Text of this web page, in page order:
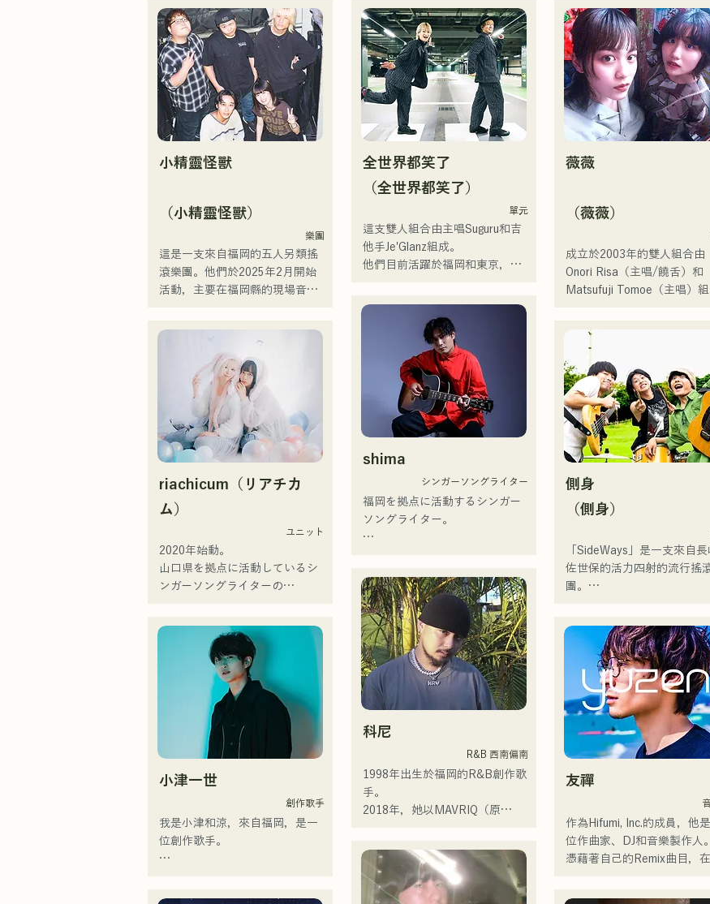
Trip」。
由主唱兼吉他手神谷雄馬傾情演
繹的懷舊歌曲，將流行搖滾的精
髓淋漓盡致地展現出來。時而柔
和、時而激昂的旋律和歌詞，加
上樂團成員多元的音樂根基，成
以「令和歌謠搖滾」為名，活躍
小精靈怪獸
（小精靈怪獸）
樂團
這是一支來自福岡的五人另類搖
滾樂團。他們於2025年2月開始
活動，主要在福岡縣的現場音樂
的吉他旋律，旨在創造一種能夠
銘刻在聽眾心中的音樂。
riachicum（リアチカ
ム）
ユニット
2020年始動。
山口県を拠点に活動しているシ
ンガーソングライターの
コロナ禍に入り、音楽で山口県
を盛り上げたいという思いから
ユニットを始動。
当初は動画配信サイトでの活動
のみだったが、2020年12月よ
り、山口県の地元イベントやラ
イブハウスでのライブ活動を始
地元音楽イベントやライブハウ
スを中心にパフォーマンスをし
ている。
小津一世
創作歌手
我是小津和涼，來自福岡，是一
位創作歌手。
制作に励む。枠に収まりきれな
いマルチな表現スタイルを確立
するため、日々探求を続けてい
る。現在はSNSを中心に、自身
の表現を発信中。
全世界都笑了
（全世界都笑了）
單元
這支雙人組合由主唱Suguru和吉
他手Je'Glanz組成。
他們目前活躍於福岡和東京，目
萬，粉絲超過11.9萬！
他們也被選中代表J:COM福岡、
熊本和下關，演唱2024年第106
屆全日本高中棒球錦標賽的主題
曲，成為一支值得關注的組合。
shima
シンガーソングライター
福岡を拠点に活動するシンガー
ソングライター。
トの力強さとバラードの繊細さ
を併せ持つ楽曲を届けている。
コンセプトは、「等身大のまま
で。僕とあなたのための音楽
を。」気持ちが落ち込んだ時
や、心が沈んでしまう時こそ聴
自分自身も迷いや葛藤を抱える
瞬間があるからこそ、作り物で
はなく、ありのままの感情や言
葉をそのまま音楽にしている。
福岡を中心にブッキングライブ
や路上ライブなど精力的に活動
を行っている。
科尼
R&B 西南偏南
1998年出生於福岡的R&B創作歌
手。
2018年，她以MAVRIQ（原
涯。
2022年，她以Kønny為藝名開始
個人活動。
企業廣告歌曲和電影的製作
2014年至2017年，她以東京
點，活躍於多個領域，包括
礦力水特電視廣告作曲、在
電視台《MUSIC FAIR》節
擔任森山直太郎的副歌、以
演搖滾音樂劇。
己的工作之外，還活躍於電台
和出眾的演唱實力，是一位
薇薇
（薇薇）
成立於2003年的雙人組合由
Onori Risa（主唱/饒舌）和
Matsufuji Tomoe（主唱）組
著聽眾的心靈。
她們於2025年1月23日發行
單曲《Zatsuni Tamede》，
出道。
聲、伴奏和樂隊編曲。
Zigzaguzu樂團的CHOYO（
吉他）、前meow樂團的
Taisei（鼓手）、the perfect
樂團的Yuya Suehiro（吉他）
的支持。
【新單曲】
她們的新歌《The World is
Love》將於2025年6月25日
行。
側身
（側身）
「SideWays」是一支來自
佐世保的活力四射的流行搖
團。
EP《夢戰夜》，並開啟了全
迴演出。
來聽聽他們根據小說改編的
樂趣又略帶憂鬱的歌曲吧！
友禪
作為Hifumi, Inc.的成員，他
位作曲家、DJ和音樂製作人
憑藉著自己的Remix曲目，